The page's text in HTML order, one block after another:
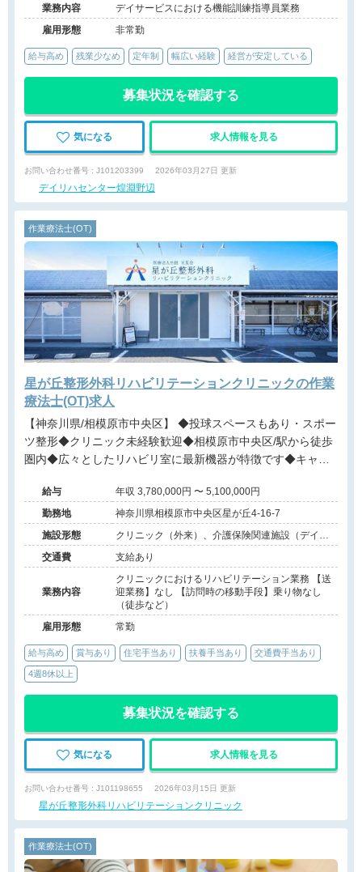
業務内容
デイサービスにおける機能訓練指導員業務
雇用形態
非常勤
給与高め 残業少なめ 定年制 幅広い経験 経営が安定している
募集状況を確認する
気になる 求人情報を見る
お問い合わせ番号 : J101203399 2026年03月27日 更新
デイリハセンター煌淵野辺
作業療法士(OT)
星が丘整形外科リハビリテーションクリニックの作業
療法士(OT)求人
【神奈川県/相模原市中央区】 ◆投球スペースもあり・スポー
ツ整形◆クリニック未経験歓迎◆相模原市中央区/駅から徒歩
圏内◆広々としたリハビリ室に最新機器が特徴です◆キャリ
からご高齢者まで、あらゆる年齢層の患者様の診療の経験が
積めます！
給与
年収 3,780,000円 〜 5,100,000円
勤務地
神奈川県相模原市中央区星が丘4‐16‐7
施設形態
クリニック（外来）、介護保険関連施設（デイケ
ア）
交通費 支給あり
業務内容
クリニックにおけるリハビリテーション業務 【送
迎業務】なし 【訪問時の移動手段】乗り物なし
（徒歩など）
雇用形態
常勤
給与高め 賞与あり 住宅手当あり 扶養手当あり 交通費手当あり
4週8休以上
募集状況を確認する
気になる 求人情報を見る
お問い合わせ番号 : J101198655 2026年03月15日 更新
星が丘整形外科リハビリテーションクリニック
作業療法士(OT)